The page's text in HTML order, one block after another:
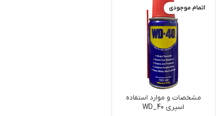
اتمام موجودی
مشخصات و موارد استفاده
اسپری WD_40